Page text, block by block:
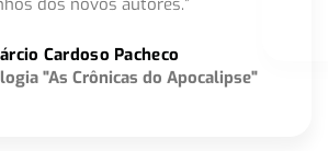
Cardoso Pacheco
"As Crônicas do Apocalipse"